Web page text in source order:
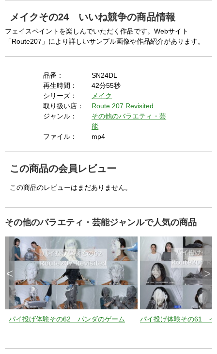
a
y
V
e
o
%
メイクその24 いいね競争の商品情報
フェイスペイントを楽しんでいただく作品です。Webサイト
「Route207」により詳しいサンプル画像や作品紹介があります。
品番：
SN24DL
再生時間：
42分55秒
シリーズ：
メイク
取り扱い店：
Route 207 Revisited
ジャンル：
その他のバラエティ・芸
能
ファイル：
mp4
この商品の会員レビュー
この商品のレビューはまだありません。
その他のバラエティ・芸能ジャンルで人気の商品
パイ投げ体験その62 パンダのゲーム パイ投げ体験その61 イ
< >